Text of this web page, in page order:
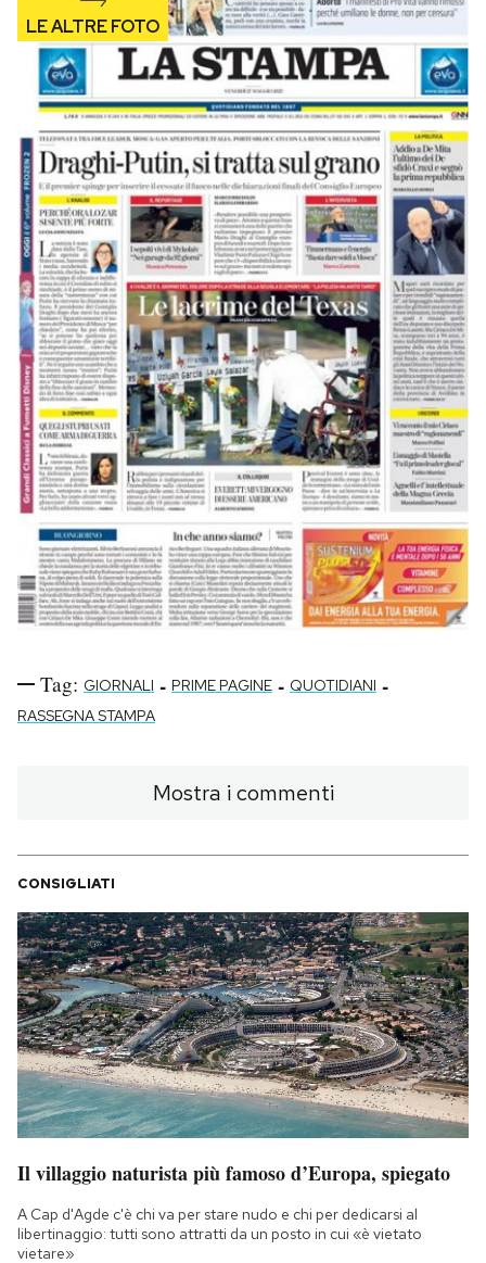
Tag: GIORNALI - PRIME PAGINE - QUOTIDIANI -
RASSEGNA STAMPA
Mostra i commenti
CONSIGLIATI
Il villaggio naturista più famoso d’Europa, spiegato
A Cap d'Agde c'è chi va per stare nudo e chi per dedicarsi al
libertinaggio: tutti sono attratti da un posto in cui «è vietato
vietare»